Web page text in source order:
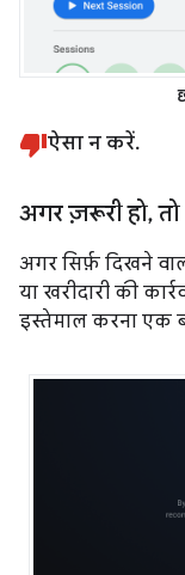
ऐसा न करें.
अगर ज़रूरी हो,
अगर सिर्फ़ दिखने
या खरीदारी की
इस्तेमाल करना एक